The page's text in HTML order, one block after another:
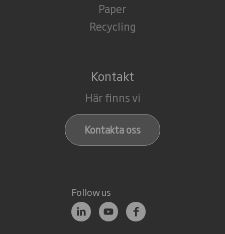
Paper
Recycling
Kontakt
Här finns vi
Kontakta oss
Follow us